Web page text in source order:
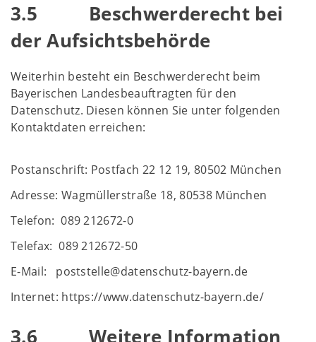
3.5 Beschwerderecht bei
der Aufsichtsbehörde
Weiterhin besteht ein Beschwerderecht beim
Bayerischen Landesbeauftragten für den
Datenschutz. Diesen können Sie unter folgenden
Kontaktdaten erreichen:
Postanschrift: Postfach 22 12 19, 80502 München
Adresse: Wagmüllerstraße 18, 80538 München
Telefon: 089 212672-0
Telefax: 089 212672-50
E-Mail: poststelle@datenschutz-bayern.de
Internet: https://www.datenschutz-bayern.de/
3.6 Weitere Information